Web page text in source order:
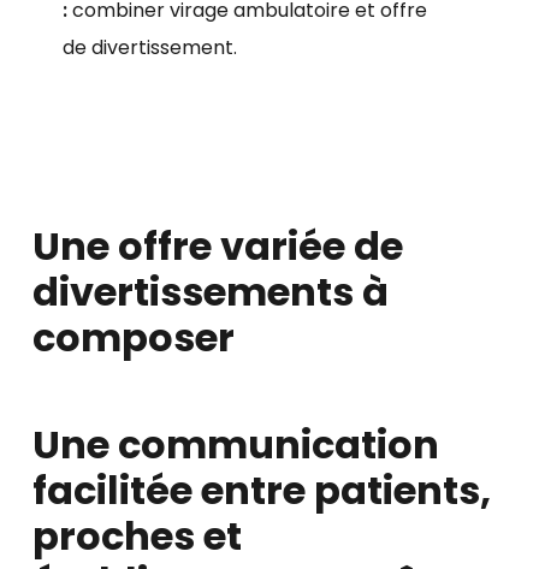
:combiner virage ambulatoire et offre
de divertissement.
Une offre variée de
divertissements à
composer
Une communication
facilitée entre patients,
proches et